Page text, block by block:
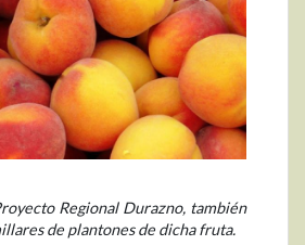
Regional Durazno, también
de plantones de dicha fruta.